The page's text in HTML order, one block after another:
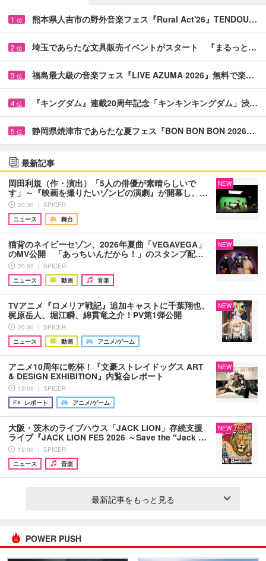
1 位 熊本県人吉市の野外音楽フェス『Rural Act'26』TENDOU…
2 位 埼玉であらたな文具販売イベントがスタート 『まるっと…
3 位 福島最大級の音楽フェス『LIVE AZUMA 2026』無料で楽…
4 位 『キングダム』連載20周年記念「キンキンキングダム」渋…
5 位 静岡県焼津市であらたな夏フェス『BON BON BON 2026…
最新記事
岡田利規（作・演出）「5人の俳優が素晴らしいで
す」～『映画を撮りたいゾンビの演劇』が開幕し、…
20:30 ｜ SPICER
ニュース
舞台
NEW
猫背のネイビーセゾン、2026年夏曲「VEGAVEGA」
のMV公開 「あっちいんだから！」のスタンプ配…
20:00 ｜ SPICER
ニュース
動画 音楽
NEW
TVアニメ『ロメリア戦記』追加キャストに千葉翔也、
梶原岳人、堀江瞬、綿貫竜之介！PV第1弾公開
20:00 ｜ SPICER
ニュース
動画 アニメ/ゲーム
NEW
アニメ10周年に乾杯！『文豪ストレイドッグス ART
& DESIGN EXHIBITION』内覧会レポート
19:00 ｜ SPICER
レポート
アニメ/ゲーム
NEW
大阪・茨木のライブハウス「JACK LION」存続支援
ライブ『JACK LION FES 2026 ～Save the "Jack …
19:00 ｜ SPICER
ニュース
音楽
NEW
最新記事をもっと見る
POWER PUSH